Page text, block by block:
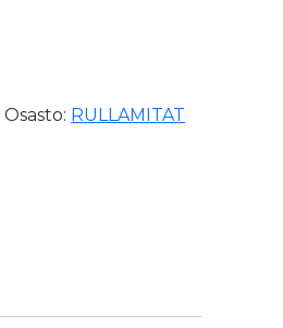
Osasto: RULLAMITAT